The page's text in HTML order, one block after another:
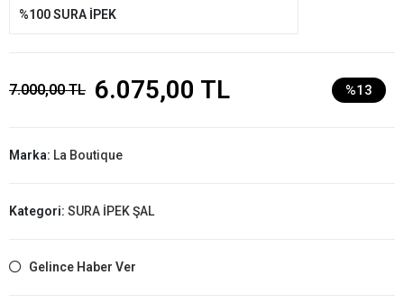
%100 SURA İPEK
7.000,00 TL 6.075,00 TL %13
Marka: La Boutique
Kategori: SURA İPEK ŞAL
Gelince Haber Ver